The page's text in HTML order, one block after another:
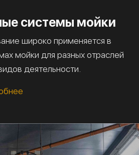
системы мойки
широко применяется в
мойки для разных отраслей
деятельности.